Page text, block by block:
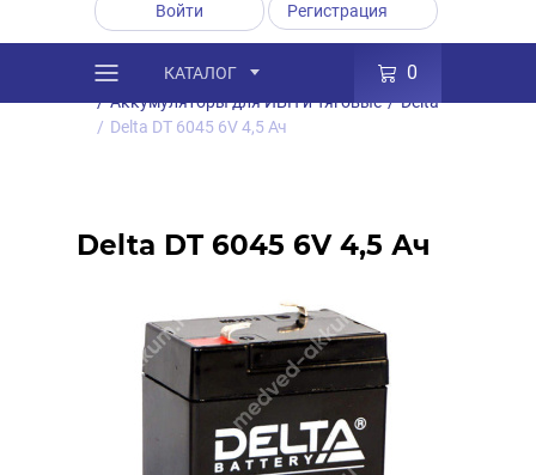
Войти Регистрация
КАТАЛОГ 0
Каталог / Товары
Аккумуляторы
/ Аккумуляторы для ИБП и Тяговые / Delta
/ Delta DT 6045 6V 4,5 Ач
Delta DT 6045 6V 4,5 Ач